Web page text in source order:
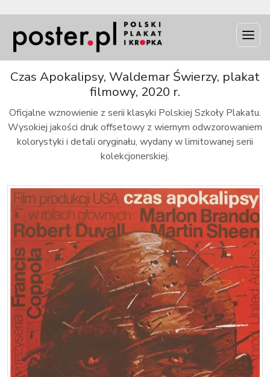
Czas Apokalipsy, Waldemar Świerzy, plakat
filmowy, 2020 r.
Oficjalne wznowienie z serii klasyki Polskiej Szkoły Plakatu.
Wysokiej jakości druk offsetowy z wiernym odwzorowaniem
kolorystyki i detali oryginału, wydany w limitowanej serii
kolekcjonerskiej.